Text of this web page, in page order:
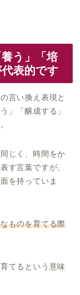
う」「培
表的です
言い換え表現と
」「醸成する」
じく、時間をか
す言葉ですが、
を持っていま
ものを育てる際
てるという意味